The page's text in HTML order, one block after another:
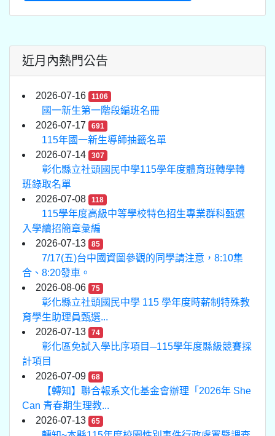
近月內熱門公告
2026-07-16 1106
國一新生第一階段編班名冊
2026-07-17
691
115年國一新生導師抽籤名單
2026-07-14
307
彰化縣立社頭國民中學115學年度體育班轉學轉
班錄取名單
2026-07-08
118
115學年度高級中等學校特色招生專業群科甄選
入學續招簡章彙編
2026-07-13
85
7/17(五)台中國資圖參觀的同學請注意，8:10集
合、8:20發車。
2026-08-06
75
彰化縣立社頭國民中學 115 學年度時薪制特殊教
育學生助理員甄選...
2026-07-13
74
彰化區免試入學比序項目─115學年度縣級競賽採
計項目
2026-07-09
68
【轉知】聯合報系文化基金會辦理「2026年 She
Can 青春期生理教...
2026-07-13
65